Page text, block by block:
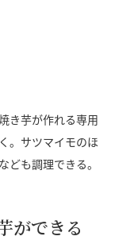
き芋が作れる専用
。サツマイモのほ
ども調理できる。
ができる